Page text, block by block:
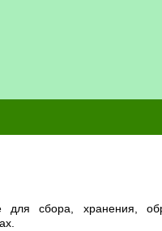
для сбора, хранения,